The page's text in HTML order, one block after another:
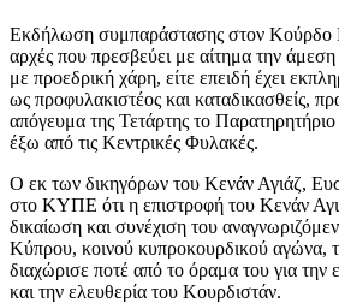
Εκδήλωση συμπαράστασης στον Κούρδο
αρχές που πρεσβεύει με αίτημα την
με προεδρική χάρη, είτε επειδή έχει
ως προφυλακιστέος και καταδικασθείς,
απόγευμα της Τετάρτης το Παρατηρητήριο
έξω από τις Κεντρικές Φυλακές.
Ο εκ των δικηγόρων του Κενάν Αγιάζ,
στο ΚΥΠΕ ότι η επιστροφή του Κενάν
δικαίωση και συνέχιση του
Κύπρου, κοινού κυπροκουρδικού αγώνα,
διαχώρισε ποτέ από το όραμα του για την
και την ελευθερία του Κουρδιστάν.